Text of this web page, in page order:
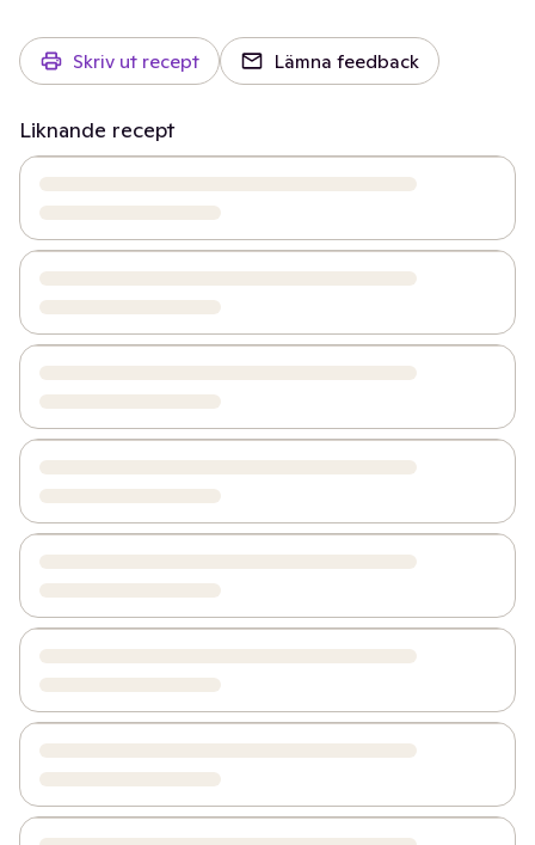
Skriv ut recept Lämna feedback
Liknande recept